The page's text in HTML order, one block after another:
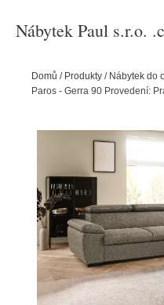
Nábytek Paul s.r.o.
Domů / Produkty / Nábytek do
Paros - Gerra 90 Provedení: